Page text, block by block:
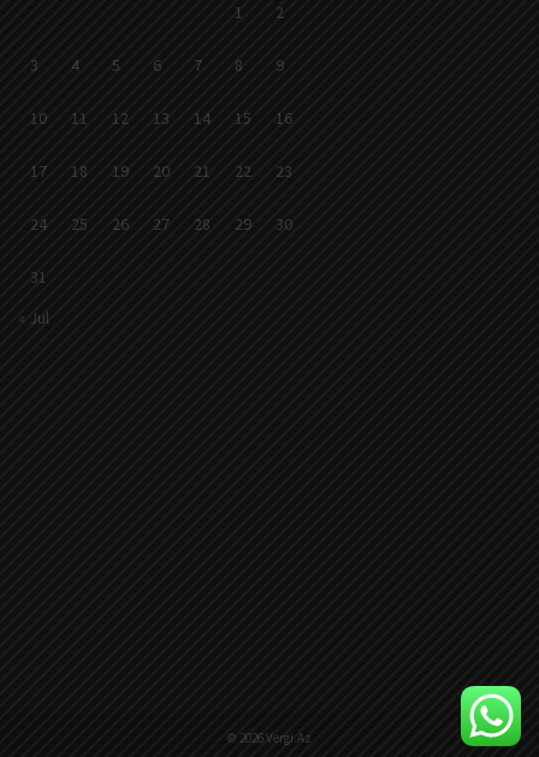
1 2
3 4 5 6 7 8 9
10 11 12 13 14 15 16
17 18 19 20 21 22 23
24 25 26 27 28 29 30
31
« Jul
© 2026 Vergi.Az